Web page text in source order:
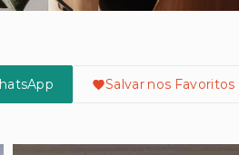
Salvar nos Favoritos